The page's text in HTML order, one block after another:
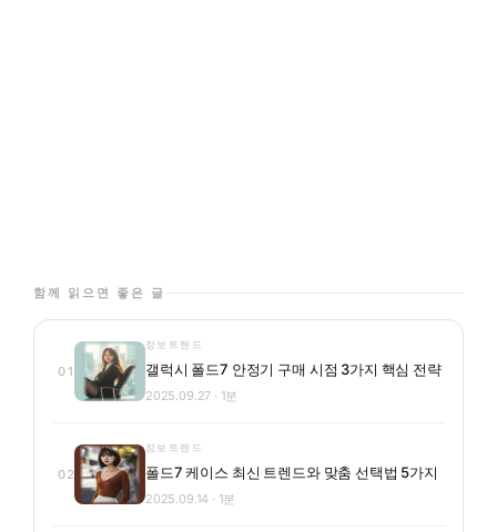
함께 읽으면 좋은 글
01
정보트렌드
갤럭시 폴드7 안정기 구매 시점 3가지 핵심 전략
2025.09.27 · 1분
02
정보트렌드
폴드7 케이스 최신 트렌드와 맞춤 선택법 5가지
2025.09.14 · 1분